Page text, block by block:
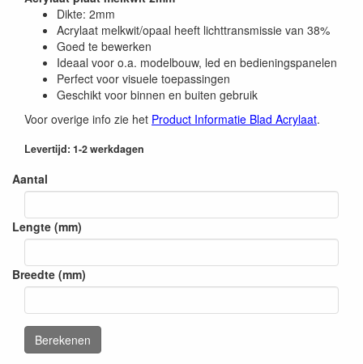
Dikte: 2mm
Acrylaat melkwit/opaal heeft lichttransmissie van 38%
Goed te bewerken
Ideaal voor o.a. modelbouw, led en bedieningspanelen
Perfect voor visuele toepassingen
Geschikt voor binnen en buiten gebruik
Voor overige info zie het Product Informatie Blad Acrylaat.
Levertijd: 1-2 werkdagen
Aantal
Lengte (mm)
Breedte (mm)
Berekenen